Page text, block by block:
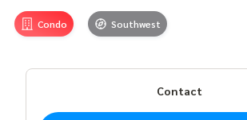
Condo Southwest
Contact